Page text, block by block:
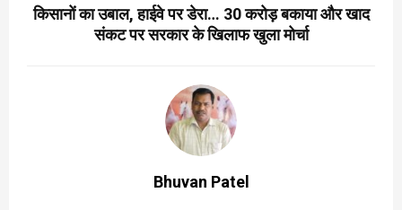
किसानों का उबाल, हाईवे पर डेरा… 30 करोड़ बकाया और खाद
संकट पर सरकार के खिलाफ खुला मोर्चा
Bhuvan Patel